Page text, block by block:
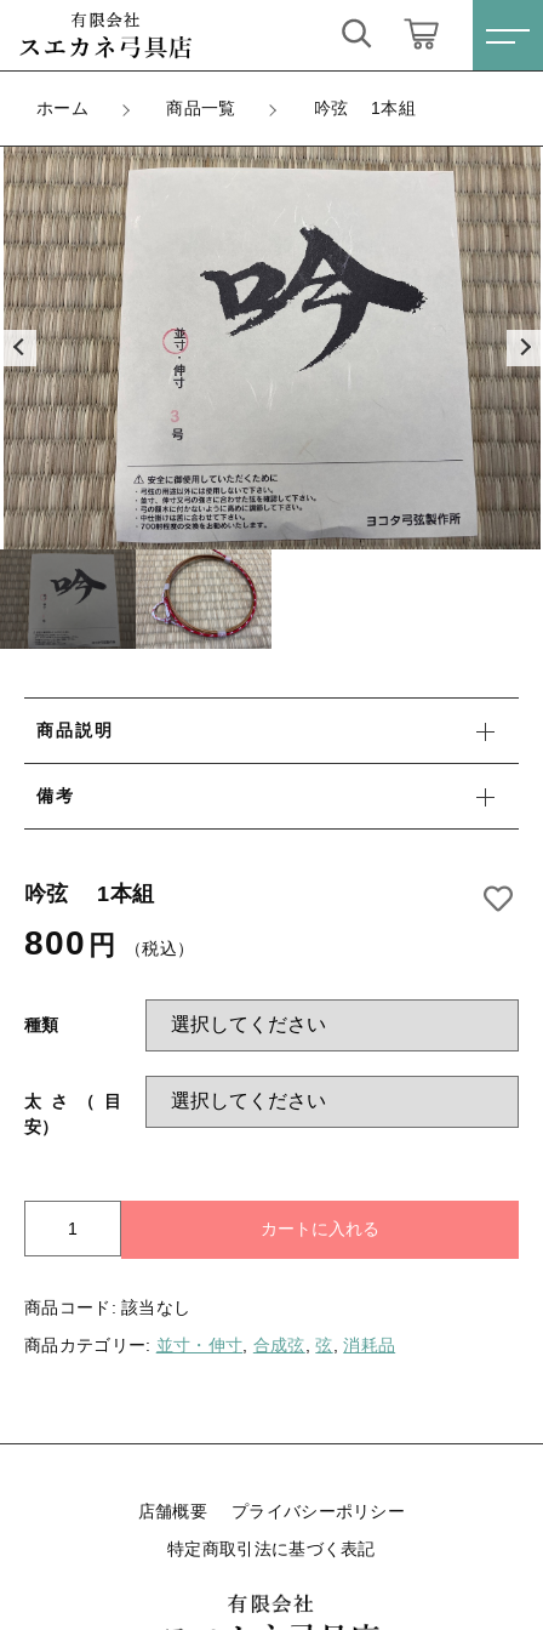
ホーム 商品一覧 吟弦 1本組
商品説明
備考
吟弦 1本組
800 円 （税込）
種類
太さ（目
安）
弦
1
組
カートに入れる
商品コード:該当なし
商品カテゴリー: 並寸・伸寸, 合成弦,弦,消耗品
店舗概要
プライバシーポリシー
特定商取引法に基づく表記
カートに商品を追加しました
吟弦 1本組
（税込）
ショッピングを続ける
カートを確認する
ログイン / 会員登録
お気に入り
すべての商品
矢
弓
ゆがけ
弦
弓道衣
消耗品
当店について
お知らせ
ご利用ガイド
お問い合わせ
すべて
弓
ゆがけ
弓道衣
消耗品
キーワード検索
こだわり検索
親カテゴリ
子カテゴリ
価格帯
～
その他
在庫あり セール
並び順